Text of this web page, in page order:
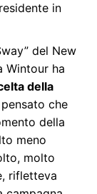
in
del New
Wintour ha
della
che
della
meno
molto
rifletteva